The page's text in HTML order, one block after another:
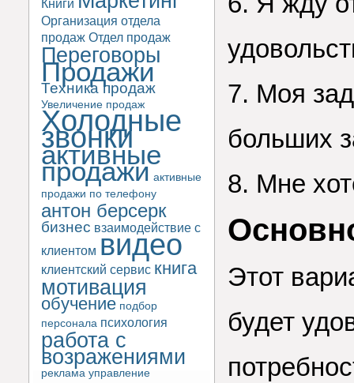
Книги
Организация отдела
продаж Отдел продаж
Переговоры
Продажи
Техника продаж
Увеличение продаж
Холодные
звонки
активные
продажи активные
продажи по телефону
антон берсерк
бизнес взаимодействие с
клиентом видео
клиентский сервис книга
мотивация
обучение подбор
персонала психология
работа с
возражениями
реклама управление
7. Моя
больших
8. Мне
Этот
будет